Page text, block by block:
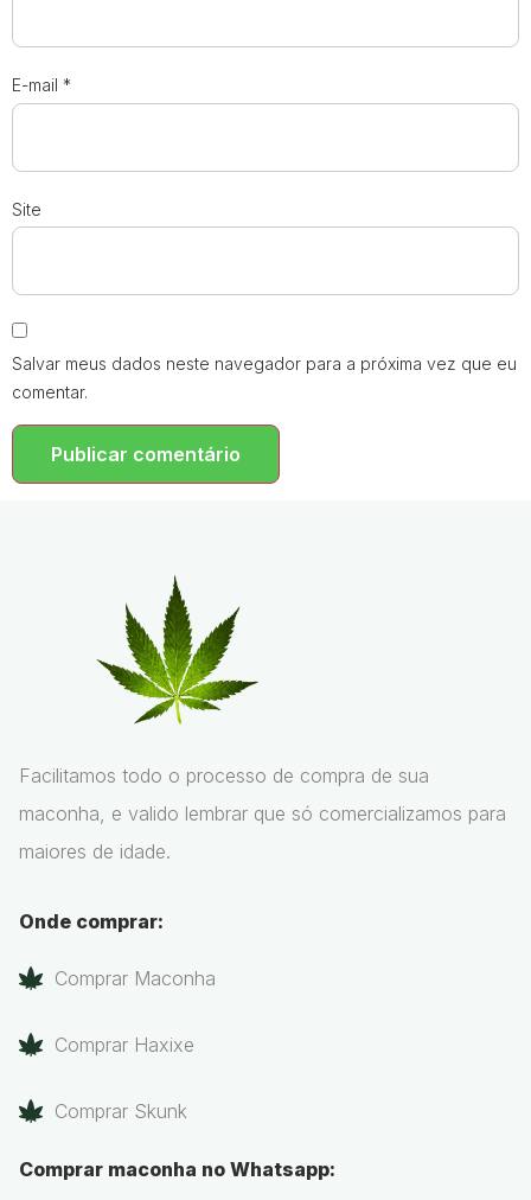
E-mail *
Site
Salvar meus dados neste navegador para a próxima vez que eu
comentar.
Facilitamos todo o processo de compra de sua
maconha, e valido lembrar que só comercializamos para
maiores de idade.
Onde comprar:
Comprar Maconha
Comprar Haxixe
Comprar Skunk
Comprar maconha no Whatsapp: